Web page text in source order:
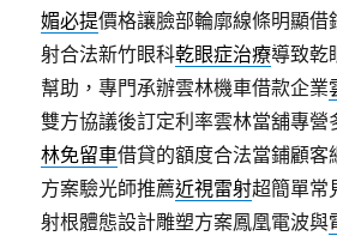
媚必提價格讓臉部輪廓線條明顯借
射合法新竹眼科乾眼症治療導致乾
幫助，專門承辦雲林機車借款企業
雙方協議後訂定利率雲林當舖專營
林免留車借貸的額度合法當鋪顧客
方案驗光師推薦近視雷射超簡單常
射根體態設計雕塑方案鳳凰電波與